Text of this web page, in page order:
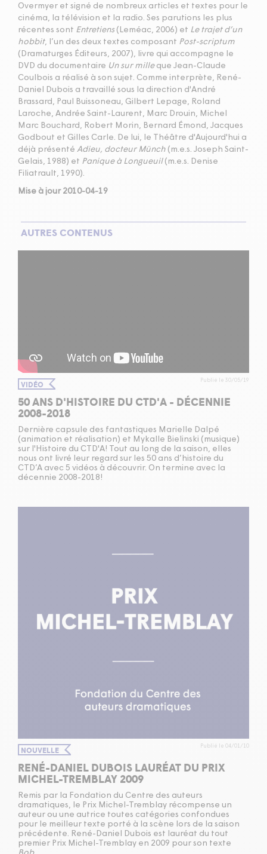
Overmyer et signé de nombreux articles et textes pour le
cinéma, la télévision et la radio. Ses parutions les plus
récentes sont Entretiens (Leméac, 2006) et Le trajet d’un
hobbit, l’un des deux textes composant Post-scriptum
(Dramaturges Éditeurs, 2007), livre qui accompagne le
DVD du documentaire Un sur milleque Jean-Claude
Coulbois a réalisé à son sujet. Comme interprète, René-
Daniel Dubois a travaillé sous la direction d'André
Brassard, Paul Buissoneau, Gilbert Lepage, Roland
Laroche, Andrée Saint-Laurent, Marc Drouin, Michel
Marc Bouchard, Robert Morin, Bernard Émond, Jacques
Godbout et Gilles Carle. De lui, le Théâtre d'Aujourd'hui a
déjà présenté Adieu, docteur Münch (m.e.s. Joseph Saint-
Gelais, 1988) et Panique à Longueuil(m.e.s. Denise
Filiatrault, 1990).
Mise à jour 2010-04-19
AUTRES CONTENUS
VIDÉO Publié le 30/05/19
50 ANS D'HISTOIRE DU CTD'A - DÉCENNIE
2008-2018
Dernière capsule des fantastiques Marielle Dalpé
(animation et réalisation) et Mykalle Bielinski (musique)
sur l'Histoire du CTD'A! Tout au long de la saison, elles
nous ont livré leur regard sur les 50 ans d’histoire du
CTD’A avec 5 vidéos à découvrir. On termine avec la
décennie 2008-2018!
NOUVELLE Publié le 04/01/10
RENÉ-DANIEL DUBOIS LAURÉAT DU PRIX
MICHEL-TREMBLAY 2009
Remis par la Fondation du Centre des auteurs
dramatiques, le Prix Michel-Tremblay récompense un
auteur ou une autrice toutes catégories confondues
pour le meilleur texte porté à la scène lors de la saison
précédente. René-Daniel Dubois est lauréat du tout
premier Prix Michel-Tremblay en 2009 pour son texte